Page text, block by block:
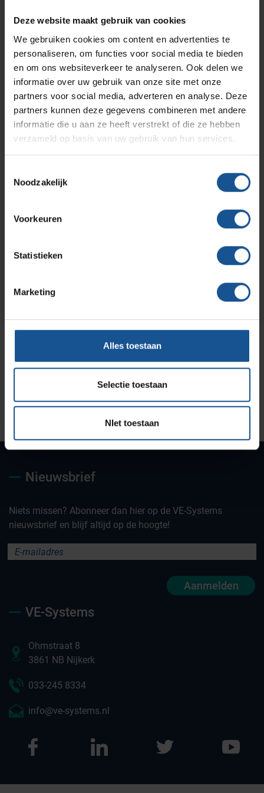
Deze website maakt gebruik van cookies
We gebruiken cookies om content en advertenties te
personaliseren, om functies voor social media te bieden
en om ons websiteverkeer te analyseren. Ook delen we
informatie over uw gebruik van onze site met onze
partners voor social media, adverteren en analyse. Deze
partners kunnen deze gegevens combineren met andere
informatie die u aan ze heeft verstrekt of die ze hebben
verzameld op basis van uw gebruik van hun services.
Noodzakelijk
Voorkeuren
Statistieken
Marketing
Alles toestaan
Selectie toestaan
NIet toestaan
Verzenden
Contact informatie
Ohmstraat 8
033-245 8334
Uw partner voor
Maatwerk oplossingen
Jarenlange kennis &
Nieuwsbrief
Niets missen? Abonneer dan hier op de VE-Systems
nieuwsbrief en blijf altijd op de hoogte!
Aanmelden
VE-Systems
Ohmstraat 8
3861 NB Nijkerk
033-245 8334
info@ve-systems.nl
Branches
Solutions
RVS Werkplekinrichting
Productlijnen
Medische afvalverpakkingen
Infectiepreventie en hygiëne
Assortiment
Onze merken
Hammerlit
Septodry
Metro
Zarges
Contact
Ons team
Klantcases
Vacatures